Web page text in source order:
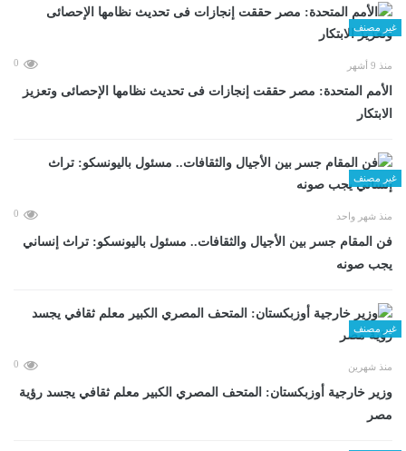
غير مصنف
منذ 9 أشهر 0
الأمم المتحدة: مصر حققت إنجازات فى تحديث نظامها الإحصائى وتعزيز
الابتكار
غير مصنف
منذ شهر واحد 0
فن المقام جسر بين الأجيال والثقافات.. مسئول باليونسكو: تراث إنساني
يجب صونه
غير مصنف
منذ شهرين 0
وزير خارجية أوزبكستان: المتحف المصري الكبير معلم ثقافي يجسد رؤية
مصر